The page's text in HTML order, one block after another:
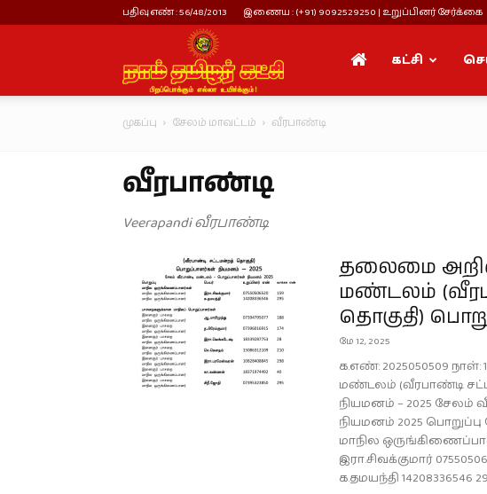
பதிவு எண் : 56/48/2013 இணைய : (+91) 9092529250 | உறுப்பினர் சேர்க்கை
நாம்
தமிழர்
கட்சி
முகப்பு சேலம் மாவட்டம் வீரபாண்டி
வீரபாண்டி
Veerapandi வீரபாண்டி
தலைமை
மண்டலம்
தொகுதி)
மே 12, 2025
க.எண்: 2025050509 நாள்:
மண்டலம் (வீரபாண்டி
நியமனம் – 2025
நியமனம் 2025
மாநில
இரா.சிவக்குமார்
க.தமயந்தி